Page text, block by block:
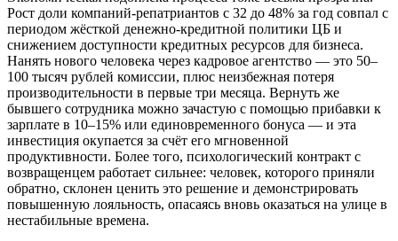
Рост доли компаний-репатриантов с 32 до 48% за год совпал с
периодом жёсткой денежно-кредитной политики ЦБ и
снижением доступности кредитных ресурсов для бизнеса.
Нанять нового человека через кадровое агентство — это 50–
100 тысяч рублей комиссии, плюс неизбежная потеря
производительности в первые три месяца. Вернуть же
бывшего сотрудника можно зачастую с помощью прибавки к
зарплате в 10–15% или единовременного бонуса — и эта
инвестиция окупается за счёт его мгновенной
продуктивности. Более того, психологический контракт с
возвращенцем работает сильнее: человек, которого приняли
обратно, склонен ценить это решение и демонстрировать
повышенную лояльность, опасаясь вновь оказаться на улице в
нестабильные времена.